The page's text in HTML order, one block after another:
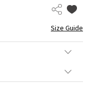
Size Guide